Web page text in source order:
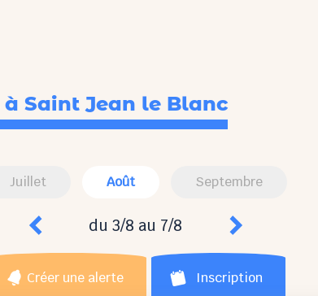
à Saint Jean le Blanc
Juillet Août Septembre
du 3/8 au 7/8
Créer une alerte Inscription